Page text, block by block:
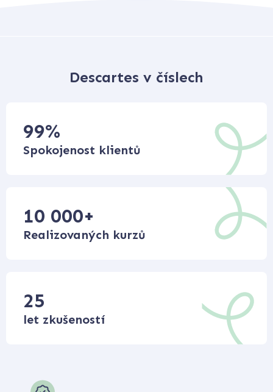
Descartes v číslech
99%
Spokojenost klientů
10 000+
Realizovaných kurzů
25
let zkušeností